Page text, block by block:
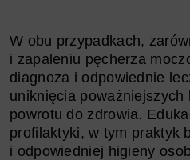
W obu przypadkach,
i zapaleniu pęcherza
diagnoza i odpowiednie
uniknięcia
powrotu do zdrowia.
profilaktyki, w tym praktyk
i odpowiedniej higieny